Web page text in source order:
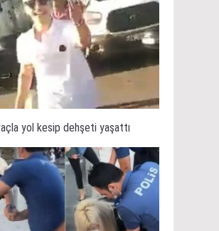
yol kesip dehşeti yaşattı